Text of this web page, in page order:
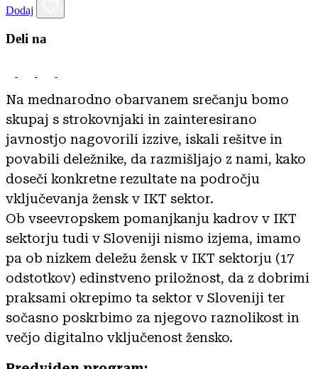
Dodaj
Deli na
Na mednarodno obarvanem srečanju bomo
skupaj s strokovnjaki in zainteresirano
javnostjo nagovorili izzive, iskali rešitve in
povabili deležnike, da razmišljajo z nami, kako
doseči konkretne rezultate na področju
vključevanja žensk v IKT sektor.
Ob vseevropskem pomanjkanju kadrov v IKT
sektorju tudi v Sloveniji nismo izjema, imamo
pa ob nizkem deležu žensk v IKT sektorju (17
odstotkov) edinstveno priložnost, da z dobrimi
praksami okrepimo ta sektor v Sloveniji ter
sočasno poskrbimo za njegovo raznolikost in
večjo digitalno vključenost žensko.